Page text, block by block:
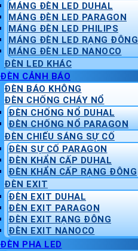
MÁNG ĐÈN LED DUHAL
MÁNG ĐÈN LED PARAGON
MÁNG ĐÈN LED PHILIPS
MÁNG ĐÈN LED RẠNG ĐÔNG
MÁNG ĐÈN LED NANOCO
ĐÈN LED KHÁC
ĐÈN CẢNH BÁO
ĐÈN BÁO KHÔNG
ĐÈN CHỐNG CHÁY NỔ
ĐÈN CHỐNG NỔ DUHAL
ĐÈN CHỐNG NỔ PARAGON
ĐÈN CHIẾU SÁNG SỰ CỐ
ĐÈN SỰ CỐ PARAGON
ĐÈN KHẨN CẤP DUHAL
ĐÈN KHẨN CẤP RẠNG ĐÔNG
ĐÈN EXIT
ĐÈN EXIT DUHAL
ĐÈN EXIT PARAGON
ĐÈN EXIT RẠNG ĐÔNG
ĐÈN EXIT NANOCO
ĐÈN PHA LED